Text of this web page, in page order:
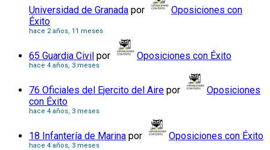
Universidad de Granada por
Oposiciones con
Éxito
hace 2 años, 11 meses
65 Guardia Civil por Oposiciones con Éxito
hace 4 años, 3 meses
76 Oficiales del Ejercito del Aire por
Oposiciones
con Éxito
hace 4 años, 3 meses
18 Infantería de Marina por Oposiciones con Éxito
hace 4 años, 3 meses